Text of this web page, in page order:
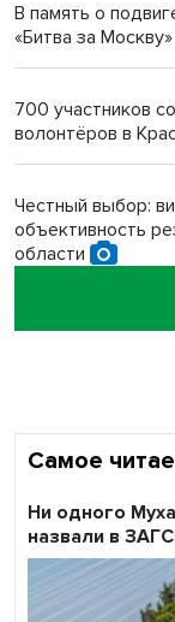
Новосибирский
Обновлённое
В память о
«Битва за Москву»
700 участников
волонтёров в
Честный выбор:
объективность
области
Кибертанки
Самое
Ни одного
назвали в